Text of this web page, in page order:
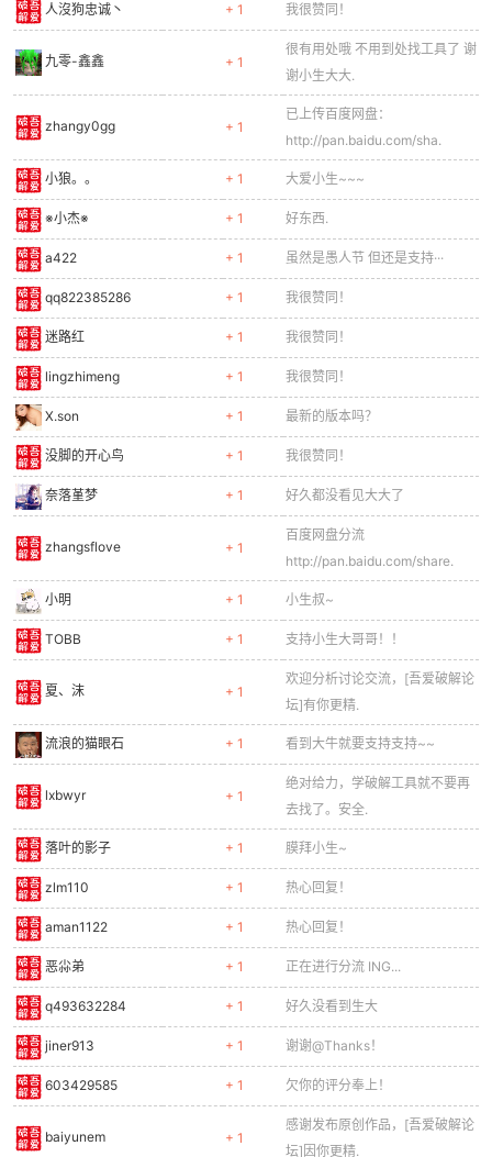
人沒狗忠诚丶 + 1 我很赞同！
九零-鑫鑫 + 1
很有用处哦 不用到处找工具了 谢
谢小生大大.
zhangy0gg + 1
已上传百度网盘：
http://pan.baidu.com/sha.
小狼。。 + 1 大爱小生~~~
※小杰※ + 1 好东西.
a422 + 1 虽然是愚人节 但还是支持···
qq822385286 + 1 我很赞同！
迷路红 + 1 我很赞同！
lingzhimeng + 1 我很赞同！
X.son + 1 最新的版本吗？
没脚的开心鸟 + 1 我很赞同！
奈落堇梦 + 1 好久都没看见大大了
zhangsflove + 1
百度网盘分流
http://pan.baidu.com/share.
小明 + 1 小生叔~
TOBB + 1 支持小生大哥哥！！
夏、沫 + 1
欢迎分析讨论交流，[吾爱破解论
坛]有你更精.
流浪的猫眼石 + 1 看到大牛就要支持支持~~
lxbwyr + 1
绝对给力，学破解工具就不要再
去找了。安全.
落叶的影子 + 1 膜拜小生~
zlm110 + 1 热心回复！
aman1122 + 1 热心回复！
恶尛弟 + 1 正在进行分流 ING...
q493632284 + 1 好久没看到生大
jiner913 + 1 谢谢@Thanks！
603429585 + 1 欠你的评分奉上！
baiyunem + 1
感谢发布原创作品，[吾爱破解论
坛]因你更精.